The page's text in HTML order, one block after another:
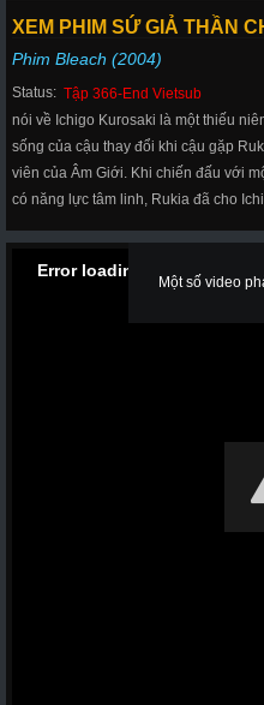
XEM PHIM SỨ GIẢ THẦN
Phim Bleach (2004)
Status: Tập 366-End Vietsub
nói về Ichigo Kurosaki là một thiếu
sống của cậu thay đổi khi cậu gặp
viên của Âm Giới. Khi chiến đấu với
có năng lực tâm linh, Rukia đã cho
Một số video
Error loading media: File